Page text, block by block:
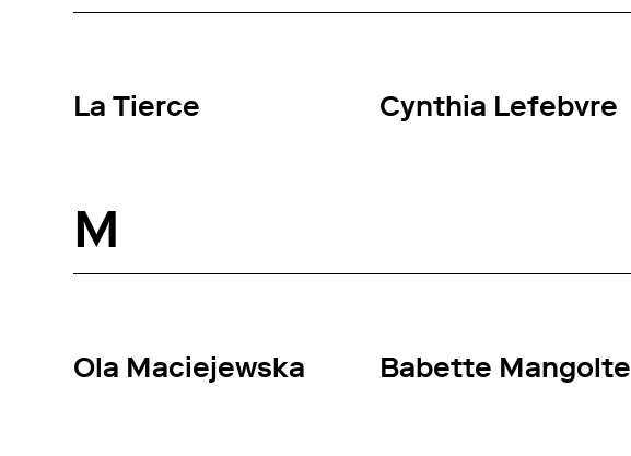
La Tierce Cynthia Lefebvre
M
Ola Maciejewska Babette Mangolte